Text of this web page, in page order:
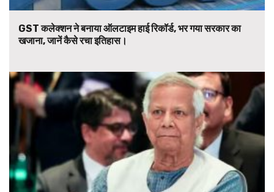
GST कलेक्शन ने बनाया ऑलटाइम हाई रिकॉर्ड, भर गया सरकार का
खजाना, जानें कैसे रचा इतिहास।